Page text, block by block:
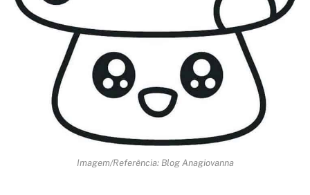
Imagem/Referência: Blog Anagiovanna